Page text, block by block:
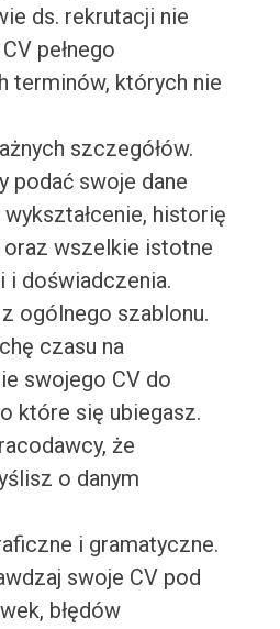
ds. rekrutacji nie
pełnego
terminów, których nie
szczegółów.
podać swoje dane
historię
oraz wszelkie istotne
i doświadczenia.
ogólnego szablonu.
czasu na
swojego CV do
które się ubiegasz.
że
o danym
i gramatyczne.
swoje CV pod
błędów